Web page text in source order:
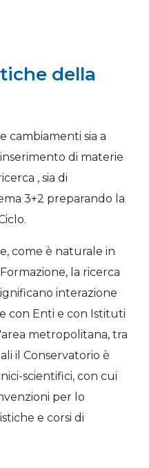
della
cambiamenti sia a
di materie
, sia di
3+2 preparando la
come è naturale in
la ricerca
interazione
con Enti e con Istituti
metropolitana, tra
il Conservatorio è
scientifici, con cui
per lo
e corsi di